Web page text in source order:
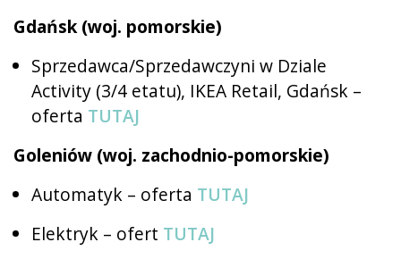
Gdańsk (woj. pomorskie)
Sprzedawca/Sprzedawczyni w Dziale
Activity (3/4 etatu), IKEA Retail, Gdańsk –
oferta TUTAJ
Goleniów (woj. zachodnio-pomorskie)
Automatyk – oferta TUTAJ
Elektryk – ofert TUTAJ